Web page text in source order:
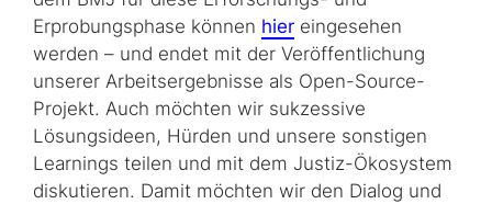
Erprobungsphase können hier eingesehen
werden – und endet mit der Veröffentlichung
unserer Arbeitsergebnisse als Open-Source-
Projekt. Auch möchten wir sukzessive
Lösungsideen, Hürden und unsere sonstigen
Learnings teilen und mit dem Justiz-Ökosystem
diskutieren. Damit möchten wir den Dialog und